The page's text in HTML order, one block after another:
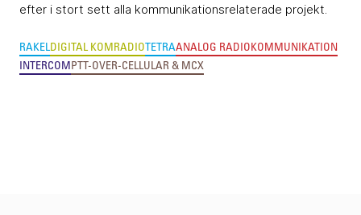
efter i stort sett alla kommunikationsrelaterade projekt.
RAKELDIGITAL KOMRADIOTETRAANALOG RADIOKOMMUNIKATION
INTERCOM PTT-OVER-CELLULAR & MCX